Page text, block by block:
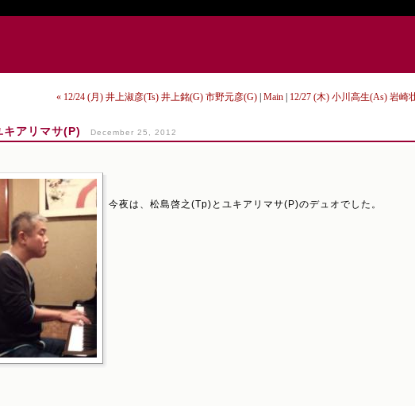
« 12/24 (月) 井上淑彦(Ts) 井上銘(G) 市野元彦(G) Main 12/27 (木) 小川高生(As) 岩崎
アリマサ(P) December 25, 2012
今夜は、松島啓之(Tp)とユキアリマサ(P)のデュオでした。